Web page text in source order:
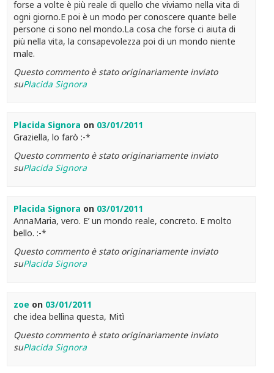
forse a volte è più reale di quello che viviamo nella vita di
ogni giorno.E poi è un modo per conoscere quante belle
persone ci sono nel mondo.La cosa che forse ci aiuta di
più nella vita, la consapevolezza poi di un mondo niente
male.
Questo commento è stato originariamente inviato
suPlacida Signora
Placida Signora on 03/01/2011
Graziella, lo farò :-*
Questo commento è stato originariamente inviato
suPlacida Signora
Placida Signora on 03/01/2011
AnnaMaria, vero. E’ un mondo reale, concreto. E molto
bello. :-*
Questo commento è stato originariamente inviato
suPlacida Signora
zoe on 03/01/2011
che idea bellina questa, Mitì
Questo commento è stato originariamente inviato
suPlacida Signora